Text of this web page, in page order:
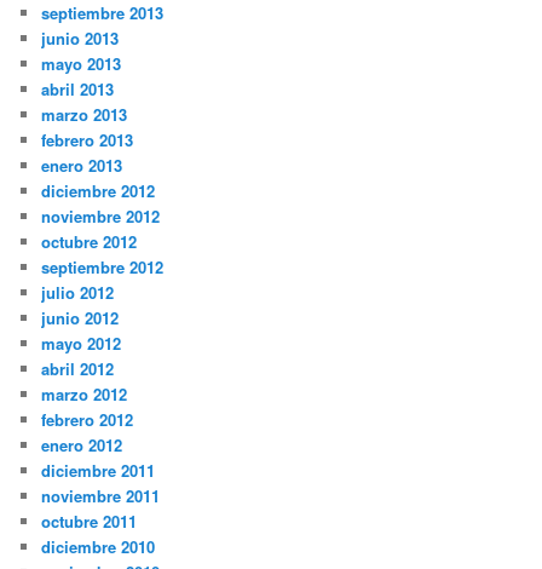
septiembre 2013
junio 2013
mayo 2013
abril 2013
marzo 2013
febrero 2013
enero 2013
diciembre 2012
noviembre 2012
octubre 2012
septiembre 2012
julio 2012
junio 2012
mayo 2012
abril 2012
marzo 2012
febrero 2012
enero 2012
diciembre 2011
noviembre 2011
octubre 2011
diciembre 2010